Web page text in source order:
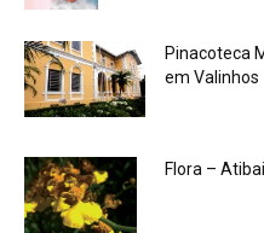
Pinacoteca
em Valinhos
Flora –